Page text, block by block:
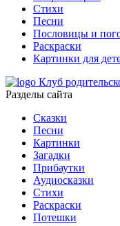
Стихи
Песни
Пословицы и
Раскраски
Картинки для
Клуб
Разделы сайта
Сказки
Песни
Картинки
Загадки
Прибаутки
Аудиосказки
Стихи
Раскраски
Потешки